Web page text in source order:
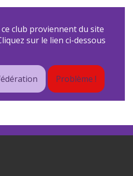
club proviennent du site
sur le lien ci-dessous
Problème !